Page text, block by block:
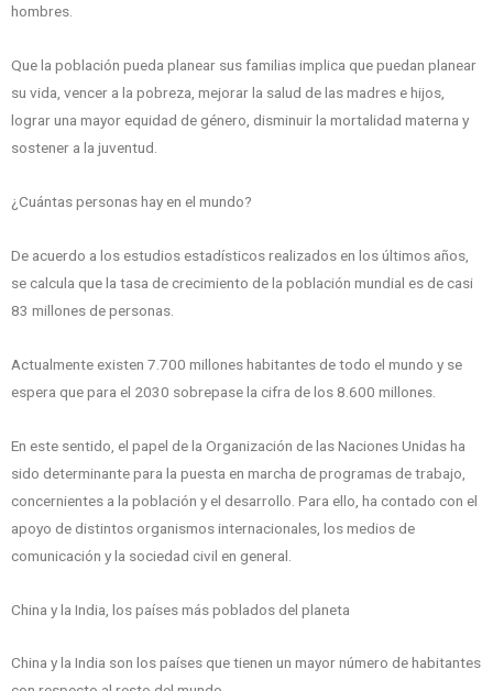
hombres.
Que la población pueda planear sus familias implica que puedan planear
su vida, vencer a la pobreza, mejorar la salud de las madres e hijos,
lograr una mayor equidad de género, disminuir la mortalidad materna y
sostener a la juventud.
¿Cuántas personas hay en el mundo?
De acuerdo a los estudios estadísticos realizados en los últimos años,
se calcula que la tasa de crecimiento de la población mundial es de casi
83 millones de personas.
Actualmente existen 7.700 millones habitantes de todo el mundo y se
espera que para el 2030 sobrepase la cifra de los 8.600 millones.
En este sentido, el papel de la Organización de las Naciones Unidas ha
sido determinante para la puesta en marcha de programas de trabajo,
concernientes a la población y el desarrollo. Para ello, ha contado con el
apoyo de distintos organismos internacionales, los medios de
comunicación y la sociedad civil en general.
China y la India, los países más poblados del planeta
China y la India son los países que tienen un mayor número de habitantes